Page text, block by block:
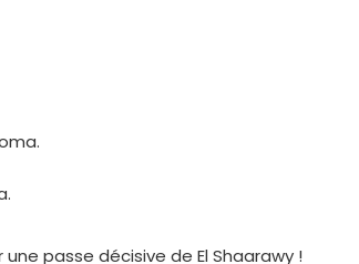
une passe décisive de El Shaarawy !